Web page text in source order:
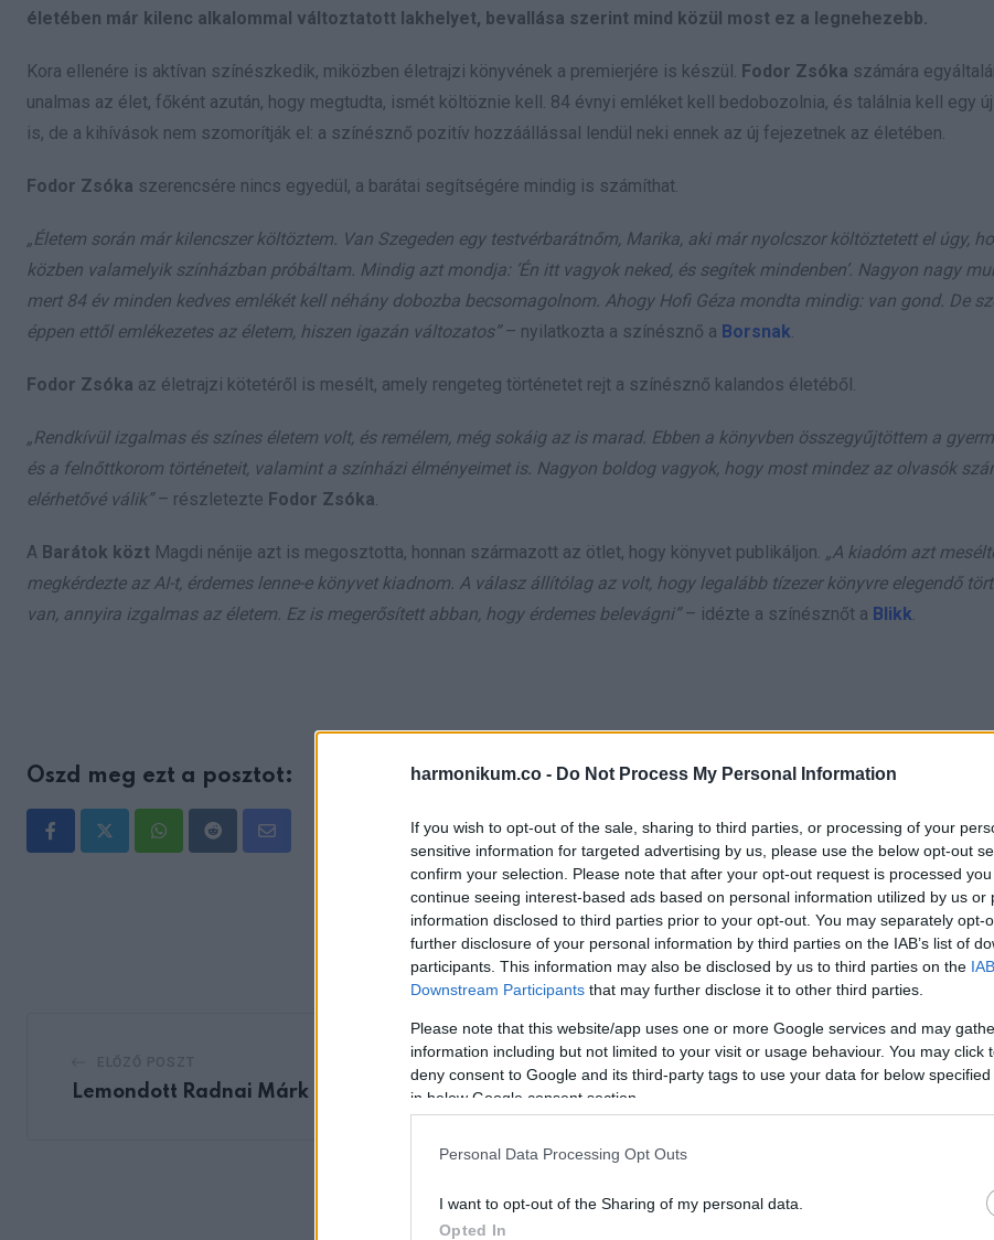
harmonikum.co - Do Not Process My Personal Information
If you wish to opt-out of the sale, sharing to third parties, or processing of your
sensitive information for targeted advertising by us, please use the below opt-out
confirm your selection. Please note that after your opt-out request is processed
continue seeing interest-based ads based on personal information utilized by us or
information disclosed to third parties prior to your opt-out. You may separately opt-
further disclosure of your personal information by third parties on the IAB’s list of
participants. This information may also be disclosed by us to third parties on the
Downstream Participants that may further disclose it to other third parties.
Please note that this website/app uses one or more Google services and may
information including but not limited to your visit or usage behaviour. You may click
deny consent to Google and its third-party tags to use your data for below
in below Google consent section.
Personal Data Processing Opt Outs
I want to opt-out of the Sharing of my personal data.
Opted In
életében már kilenc alkalommal változtatott lakhelyet, bevallása szerint mind közül most ez a legnehezebb.
Kora ellenére is aktívan színészkedik, miközben életrajzi könyvének a premierjére is készül. Fodor Zsóka számára
unalmas az élet, főként azután, hogy megtudta, ismét költöznie kell. 84 évnyi emléket kell bedobozolnia, és találnia kell egy
is, de a kihívások nem szomorítják el: a színésznő pozitív hozzáállással lendül neki ennek az új fejezetnek az életében.
Fodor Zsóka szerencsére nincs egyedül, a barátai segítségére mindig is számíthat.
„Életem során már kilencszer költöztem. Van Szegeden egy testvérbarátnőm, Marika, aki már nyolcszor költöztetett el úgy,
közben valamelyik színházban próbáltam. Mindig azt mondja: ’Én itt vagyok neked, és segítek mindenben’. Nagyon nagy
mert 84 év minden kedves emlékét kell néhány dobozba becsomagolnom. Ahogy Hofi Géza mondta mindig: van gond. De
éppen ettől emlékezetes az életem, hiszen igazán változatos”– nyilatkozta a színésznő a Borsnak.
Fodor Zsóka az életrajzi kötetéről is mesélt, amely rengeteg történetet rejt a színésznő kalandos életéből.
„Rendkívül izgalmas és színes életem volt, és remélem, még sokáig az is marad. Ebben a könyvben összegyűjtöttem a
és a felnőttkorom történeteit, valamint a színházi élményeimet is. Nagyon boldog vagyok, hogy most mindez az olvasók
elérhetővé válik”– részletezte Fodor Zsóka.
A Barátok közt Magdi nénije azt is megosztotta, honnan származott az ötlet, hogy könyvet publikáljon. „A kiadóm azt
megkérdezte az AI-t, érdemes lenne-e könyvet kiadnom. A válasz állítólag az volt, hogy legalább tízezer könyvre elegendő
van, annyira izgalmas az életem. Ez is megerősített abban, hogy érdemes belevágni”– idézte a színésznőt a Blikk.
Oszd meg ezt a posztot:
WhatsappRedditShare
Lemondott Radnai Márk
A mostohafiam tiszteletlenül
gyerekeimmel, rendetlenséget
ezért megtanítottam neki a